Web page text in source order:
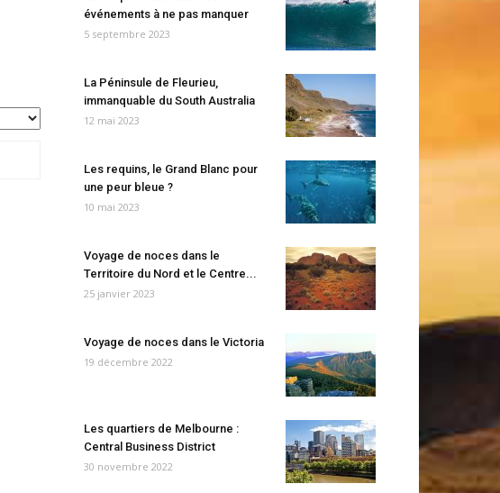
événements à ne pas manquer
5 septembre 2023
La Péninsule de Fleurieu,
immanquable du South Australia
12 mai 2023
Les requins, le Grand Blanc pour
une peur bleue ?
10 mai 2023
Voyage de noces dans le
Territoire du Nord et le Centre...
25 janvier 2023
Voyage de noces dans le Victoria
19 décembre 2022
Les quartiers de Melbourne :
Central Business District
30 novembre 2022